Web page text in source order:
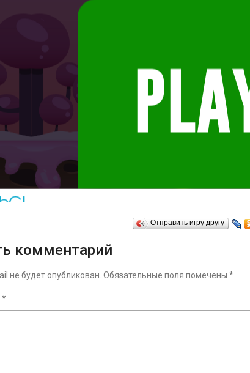
Отправить игру другу
комментарий
не будет опубликован. Обязательные поля помечены*
*